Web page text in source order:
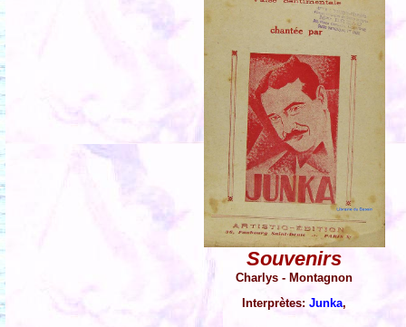
Souvenirs
Charlys - Montagnon
Interprètes:Junka,